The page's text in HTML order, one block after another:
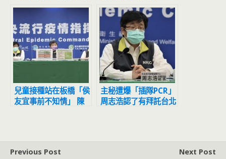
停台灣市場營運
必勝：不會再跟陳時中
討論
兒童接種站在板橋「侯
友宜事前不知情」 陳
主秘遭爆「插隊PCR」
周志浩認了有拜託台北
Previous Post Next Post